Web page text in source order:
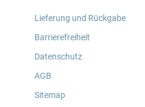
Lieferung und Rückgabe
Barrierefreiheit
Datenschutz
AGB
Sitemap